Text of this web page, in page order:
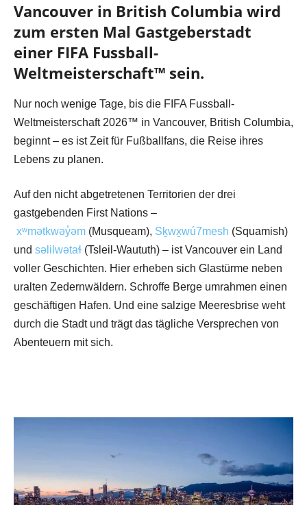
Vancouver in British Columbia wird
zum ersten Mal Gastgeberstadt
einer FIFA Fussball-
Weltmeisterschaft™ sein.
Nur noch wenige Tage, bis die FIFA Fussball-
Weltmeisterschaft 2026™ in Vancouver, British Columbia,
beginnt – es ist Zeit für Fußballfans, die Reise ihres
Lebens zu planen.
Auf den nicht abgetretenen Territorien der drei
gastgebenden First Nations –
xʷmətkwəy̓əm (Musqueam), Sḵwx̱wú7mesh (Squamish)
und səlilwətaɬ (Tsleil-Waututh) – ist Vancouver ein Land
voller Geschichten. Hier erheben sich Glastürme neben
uralten Zedernwäldern. Schroffe Berge umrahmen einen
geschäftigen Hafen. Und eine salzige Meeresbrise weht
durch die Stadt und trägt das tägliche Versprechen von
Abenteuern mit sich.